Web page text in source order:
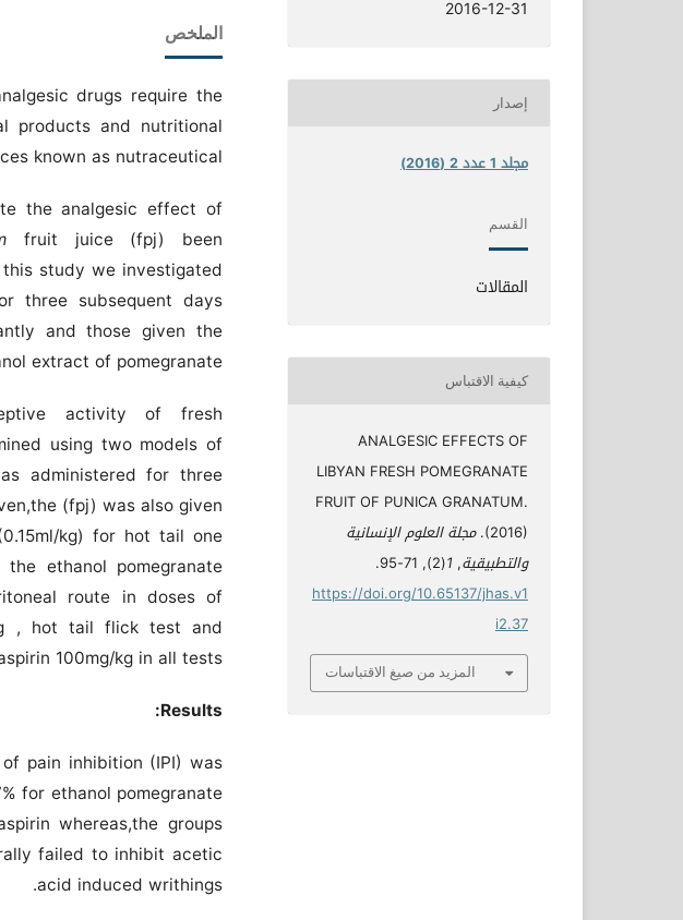
الملخص
drugs require the
products and nutritional
known as nutraceutical.
the analgesic effect of
fruit juice (fpj) been
study we investigated
three subsequent days
and those given the
extract of pomegranate
activity of fresh
using two models of
administered for three
(fpj) was also given
kg) for hot tail one
ethanol pomegranate
route in doses of
, hot tail flick test and
100mg/kg in all tests
Results:
pain inhibition (IPI) was
for ethanol pomegranate
whereas,the groups
failed to inhibit acetic
acid induced writhings.
2016-12-31
إصدار
مجلد 1 عدد 2 (2016)
القسم
المقالات
كيفية الاقتباس
ANALGESIC EFFECTS OF
LIBYAN FRESH POMEGRANATE
FRUIT OF PUNICA GRANATUM.
(2016). مجلة العلوم الإنسانية
والتطبيقية,
1
(2), 71-95.
https://doi.org/10.65137/jhas.v1
i2.37
المزيد من صيغ الاقتباسات